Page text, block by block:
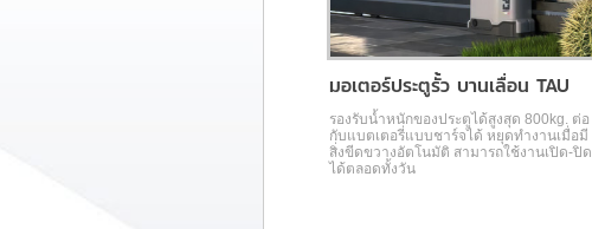
มอเตอร์ประตูรั้ว บานเลื่อน TAU
รองรับน้ำหนักของประตูได้สูงสุด 800kg. ต่อ
กับแบตเตอรี่แบบชาร์จได้ หยุดทำงานเมื่อมี
สิ่่งขีดขวางอัตโนมัติ สามารถใช้งานเปิด-ปิด
ได้ตลอดทั้งวัน